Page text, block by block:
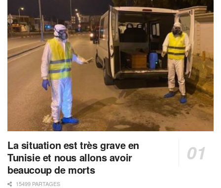
La situation est très grave en
Tunisie et nous allons avoir
beaucoup de morts
15499 PARTAGES